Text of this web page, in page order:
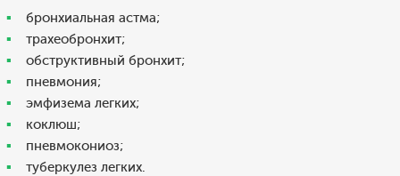
бронхиальная астма;
трахеобронхит;
обструктивный бронхит;
пневмония;
эмфизема легких;
коклюш;
пневмокониоз;
туберкулез легких.